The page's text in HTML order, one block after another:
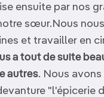
ensuite par nos
sœur.Nous
et travailler en
a tout de suite
autres. Nous
"l'épicerie